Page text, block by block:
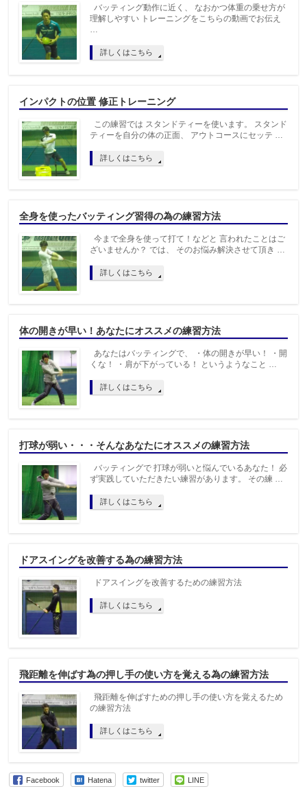
バッティング動作に近く、 なおかつ体重の乗せ方が
理解しやすい トレーニングをこちらの動画でお伝え
詳しくはこちら
インパクトの位置 修正トレーニング
この練習では スタンドティーを使います。 スタンド
ティーを自分の体の正面、 アウトコースにセッテ …
詳しくはこちら
全身を使ったバッティング習得の為の練習方法
今まで全身を使って打て！などと 言われたことはご
ざいませんか？ では、 そのお悩み解決させて頂き …
詳しくはこちら
体の開きが早い！あなたにオススメの練習方法
あなたはバッティングで、 ・体の開きが早い！ ・開
くな！ ・肩が下がっている！ というようなこと …
詳しくはこちら
打球が弱い・・・そんなあなたにオススメの練習方法
バッティングで 打球が弱いと悩んでいるあなた！ 必
ず実践していただきたい練習があります。 その練 …
詳しくはこちら
ドアスイングを改善する為の練習方法
ドアスイングを改善するための練習方法
詳しくはこちら
飛距離を伸ばす為の押し手の使い方を覚える為の練習方法
飛距離を伸ばすための押し手の使い方を覚えるため
の練習方法
詳しくはこちら
Facebook Hatena twitter LINE